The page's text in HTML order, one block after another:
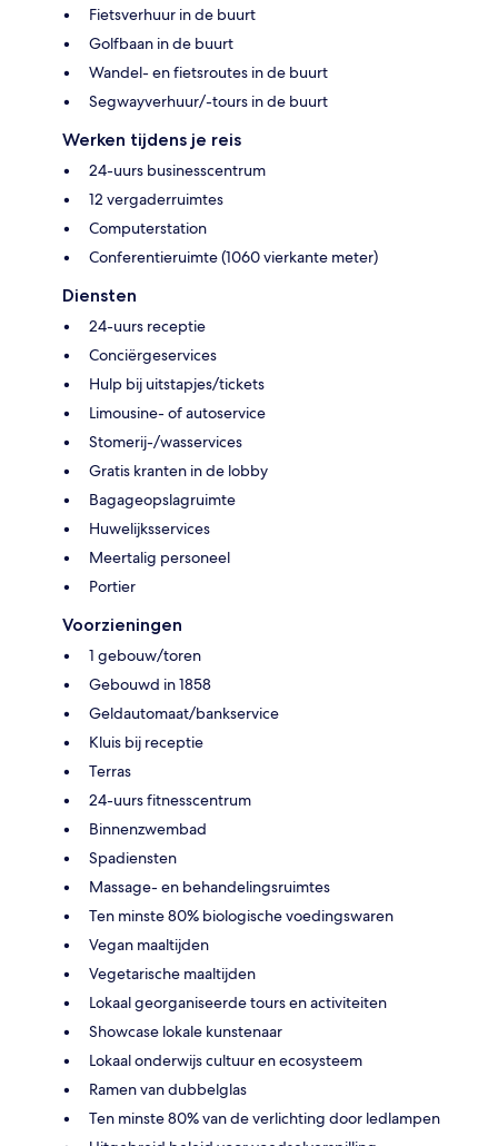
Fietsverhuur in de buurt
Golfbaan in de buurt
Wandel- en fietsroutes in de buurt
Segwayverhuur/-tours in de buurt
Werken tijdens je reis
24-uurs businesscentrum
12 vergaderruimtes
Computerstation
Conferentieruimte (1060 vierkante meter)
Diensten
24-uurs receptie
Conciërgeservices
Hulp bij uitstapjes/tickets
Limousine- of autoservice
Stomerij-/wasservices
Gratis kranten in de lobby
Bagageopslagruimte
Huwelijksservices
Meertalig personeel
Portier
Voorzieningen
1 gebouw/toren
Gebouwd in 1858
Geldautomaat/bankservice
Kluis bij receptie
Terras
24-uurs fitnesscentrum
Binnenzwembad
Spadiensten
Massage- en behandelingsruimtes
Ten minste 80% biologische voedingswaren
Vegan maaltijden
Vegetarische maaltijden
Lokaal georganiseerde tours en activiteiten
Showcase lokale kunstenaar
Lokaal onderwijs cultuur en ecosysteem
Ramen van dubbelglas
Ten minste 80% van de verlichting door ledlampen